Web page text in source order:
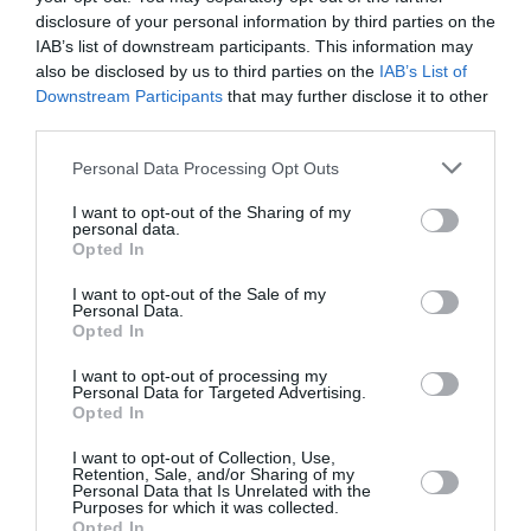
disclosure of your personal information by third parties on the
IAB’s list of downstream participants. This information may
also be disclosed by us to third parties on the IAB’s List of
Downstream Participants that may further disclose it to other
Personal Data Processing Opt Outs
I want to opt-out of the Sharing of my
personal data.
Opted In
I want to opt-out of the Sale of my
Personal Data.
Opted In
I want to opt-out of processing my
Personal Data for Targeted Advertising.
Opted In
I want to opt-out of Collection, Use,
Retention, Sale, and/or Sharing of my
Personal Data that Is Unrelated with the
Purposes for which it was collected.
Με Αυγενάκη σήμερα η τηλεδιάσκεψη Super Legue
2-Football League, δικαίωση προδικάζει η
working group της Ένωσης Super League 2 και Football
League όπως προέκυψε από την τηλεδιάσκεψη του
διοικητικού συμβουλίου της περασμένης Πέμπτης
εργασίας ήταν να έρθει σε μια επαφή με τον
υφυπουργό αθλητισμού Λευτέρη Αυγενάκη,
προκειμένου να του θέσει επί τάπητος τα καίρια
ζητήματα που απασχολούν τις ομάδες των
Το ραντεβού μεταξύ των δύο πλευρών ορίστηκε για
την προσεχή Τρίτη (28/4) μέσω τηλεδιάσκεψης και